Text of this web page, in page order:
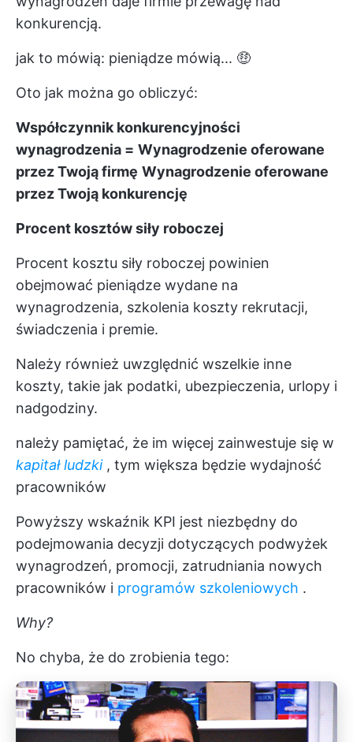
konkurencją.
jak to mówią: pieniądze mówią... 🤑
Oto jak można go obliczyć:
Współczynnik konkurencyjności
wynagrodzenia = Wynagrodzenie oferowane
przez Twoją firmę Wynagrodzenie oferowane
przez Twoją konkurencję
Procent kosztów siły roboczej
Procent kosztu siły roboczej powinien
obejmować pieniądze wydane na
wynagrodzenia, szkolenia koszty rekrutacji,
świadczenia i premie.
Należy również uwzględnić wszelkie inne
koszty, takie jak podatki, ubezpieczenia, urlopy i
nadgodziny.
należy pamiętać, że im więcej zainwestuje się w
kapitał ludzki , tym większa będzie wydajność
pracowników
Powyższy wskaźnik KPI jest niezbędny do
podejmowania decyzji dotyczących podwyżek
wynagrodzeń, promocji, zatrudniania nowych
pracowników i programów szkoleniowych .
Why?
No chyba, że do zrobienia tego: